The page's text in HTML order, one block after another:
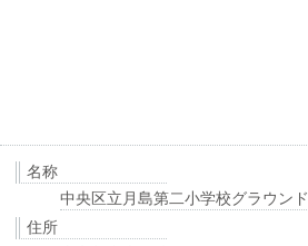
名称
中央区立月島第二小学校グラウンド
住所